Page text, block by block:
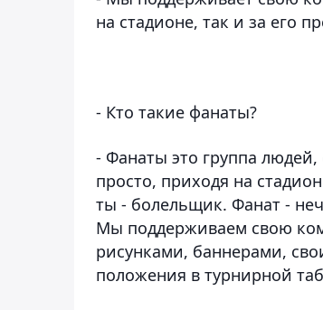
на стадионе, так и за его
- Кто такие фанаты?
- Фанаты это группа
просто, приходя на
ты - болельщик. Фанат -
Мы поддерживаем свою
рисунками, баннерами,
положения в турнирной